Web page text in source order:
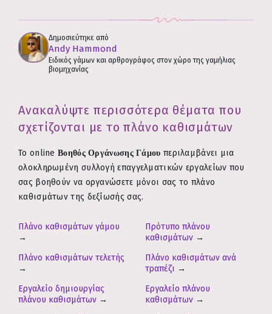
Δημοσιεύτηκε από
Andy Hammond
Ειδικός γάμων και αρθρογράφος στον χώρο της γαμήλιας
βιομηχανίας
Ανακαλύψτε περισσότερα θέματα που
σχετίζονται με το πλάνο καθισμάτων
Το online Βοηθός Οργάνωσης Γάμου περιλαμβάνει μια
ολοκληρωμένη συλλογή επαγγελματικών εργαλείων που
σας βοηθούν να οργανώσετε μόνοι σας το πλάνο
καθισμάτων της δεξίωσής σας.
Πλάνο καθισμάτων γάμου
→
Πρότυπο πλάνου
καθισμάτων →
Πλάνο καθισμάτων τελετής
→
Πλάνο καθισμάτων ανά
τραπέζι →
Εργαλείο δημιουργίας
πλάνου καθισμάτων →
Εργαλείο πλάνου
καθισμάτων →